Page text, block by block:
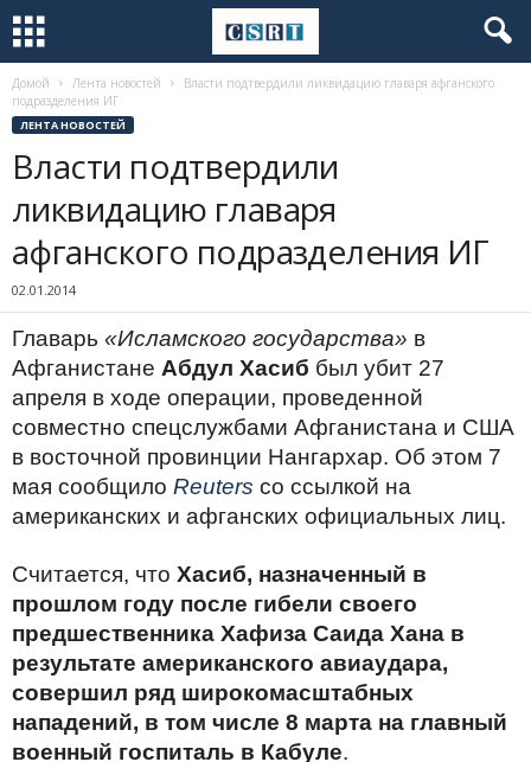
Домой Лента новостей
Власти подтвердили ликвидацию главаря афганского
подразделения ИГ
ЛЕНТА НОВОСТЕЙ
Власти подтвердили
ликвидацию главаря
афганского подразделения ИГ
02.01.2014
Главарь «Исламского государства» в
Афганистане Абдул Хасиб был убит 27
апреля в ходе операции, проведенной
совместно спецслужбами Афганистана и США
в восточной провинции Нангархар. Об этом 7
мая сообщило Reuters со ссылкой на
американских и афганских официальных лиц.
Считается, что Хасиб, назначенный в
прошлом году после гибели своего
предшественника Хафиза Саида Хана в
результате американского авиаудара,
совершил ряд широкомасштабных
нападений, в том числе 8 марта на главный
военный госпиталь в Кабуле.